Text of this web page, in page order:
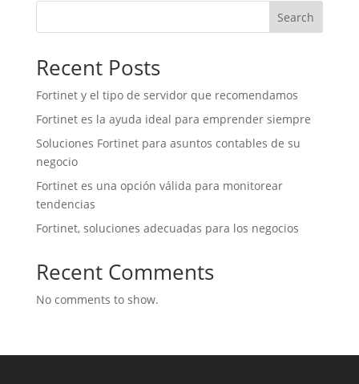
Search
Recent Posts
Fortinet y el tipo de servidor que recomendamos
Fortinet es la ayuda ideal para emprender siempre
Soluciones Fortinet para asuntos contables de su
negocio
Fortinet es una opción válida para monitorear
tendencias
Fortinet, soluciones adecuadas para los negocios
Recent Comments
No comments to show.